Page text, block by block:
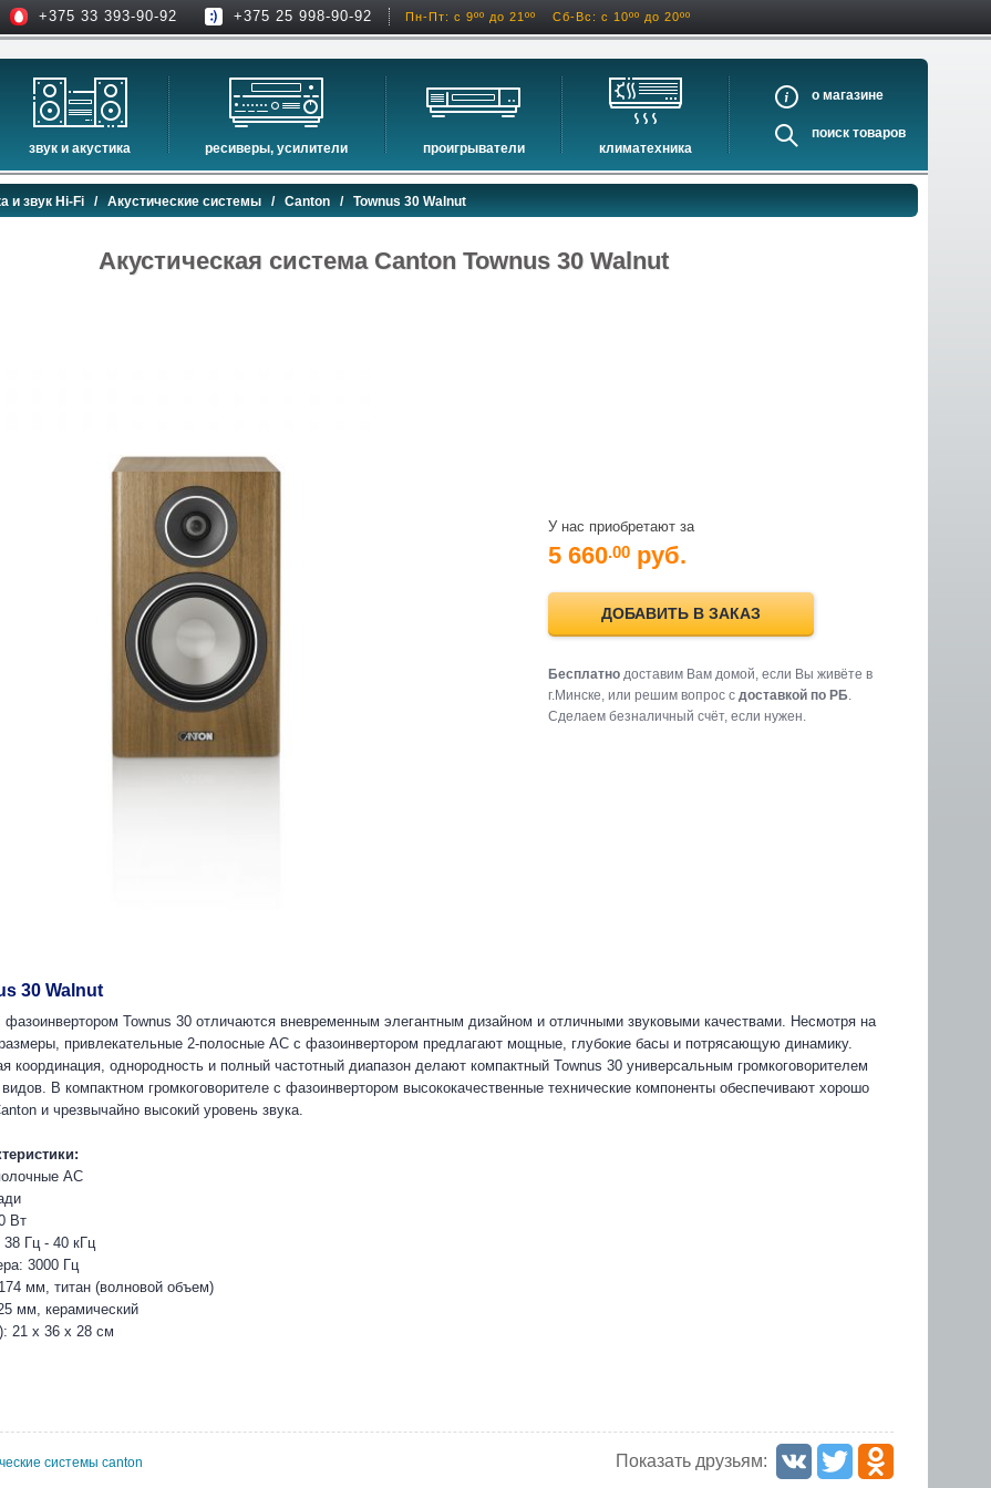
+375 33 393-90-92 +375 25 998-90-92 Пн-Пт: с 9ºº до 21ºº Сб-Вс: с 10ºº до 20ºº
звук и акустика
hi-fi акустика
музыкальные центры
шумоизоляция
ресиверы, усилители
проекторы
экраны для проекторов
проигрыватели
сетевые проигрыватели
проигрыватели виниловых дисков
климатехника
кондиционеры
очистители и увлажнители воздуха
осушители воздуха
о
поиск
и звук Hi-Fi / Акустические системы / Canton / Townus 30 Walnut
Акустическая система Canton Townus 30 Walnut
У нас приобретают за
5 660.00 руб.
ДОБАВИТЬ В ЗАКАЗ
Бесплатнодоставим Вам домой, если Вы живёте в
г.Минске, или решим вопрос с доставкой по РБ.
Cделаем безналичный счёт, если нужен.
30 Walnut
Townus 30 отличаются вневременным элегантным дизайном и отличными звуковыми качествами. Несмотря на
привлекательные 2-полосные АС с фазоинвертором предлагают мощные, глубокие басы и потрясающую динамику.
координация, однородность и полный частотный диапазон делают компактный Townus 30 универсальным громкоговорителем
В компактном громкоговорителе с фазоинвертором высококачественные технические компоненты обеспечивают хорошо
и чрезвычайно высокий уровень звука.
АС
Вт
38 Гц - 40 кГц
3000 Гц
мм, титан (волновой объем)
мм, керамический
21 x 36 x 28 см
Показать друзьям:
системы canton